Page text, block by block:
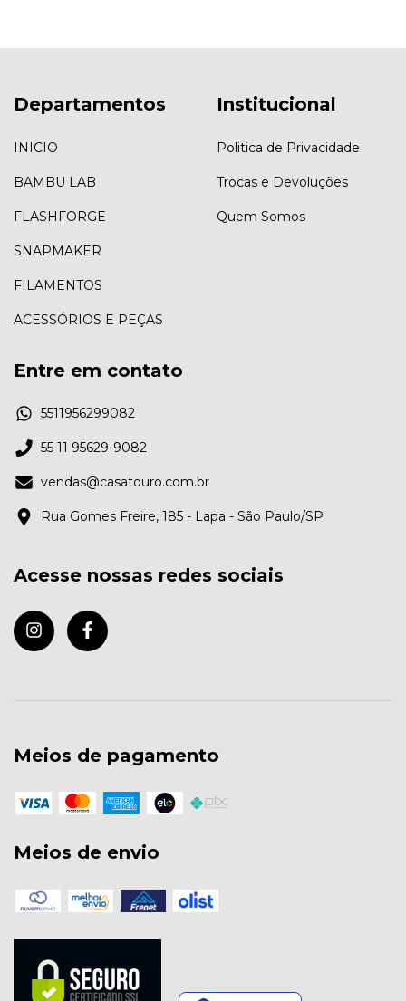
Departamentos
INICIO
BAMBU LAB
FLASHFORGE
SNAPMAKER
FILAMENTOS
ACESSÓRIOS E PEÇAS
Institucional
Politica de Privacidade
Trocas e Devoluções
Quem Somos
Entre em contato
5511956299082
55 11 95629-9082
vendas@casatouro.com.br
Rua Gomes Freire, 185 - Lapa - São Paulo/SP
Acesse nossas redes sociais
Meios de pagamento
Meios de envio